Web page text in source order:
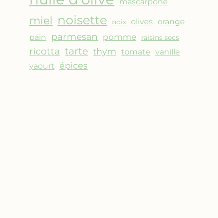
miel noisette noix olives orange
pain
parmesan pomme raisins secs
ricotta tarte thym tomate vanille
yaourt épices